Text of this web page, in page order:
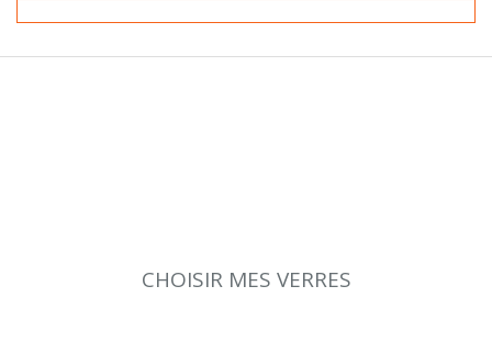
CHOISIR MES VERRES